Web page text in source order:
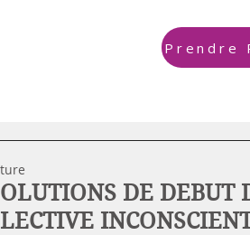
DE DEBUT